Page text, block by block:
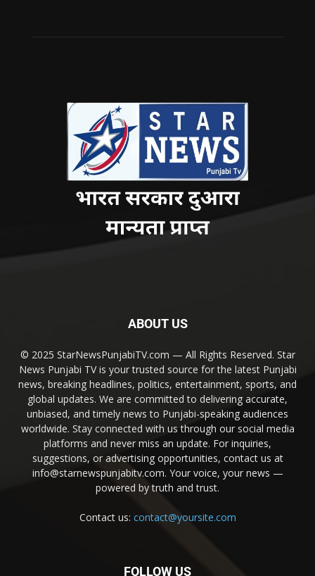
ABOUT US
© 2025 StarNewsPunjabiTV.com — All Rights Reserved. Star
News Punjabi TV is your trusted source for the latest Punjabi
news, breaking headlines, politics, entertainment, sports, and
global updates. We are committed to delivering accurate,
unbiased, and timely news to Punjabi-speaking audiences
worldwide. Stay connected with us through our social media
platforms and never miss an update. For inquiries,
suggestions, or advertising opportunities, contact us at
info@starnewspunjabitv.com. Your voice, your news —
powered by truth and trust.
Contact us: contact@yoursite.com
FOLLOW US